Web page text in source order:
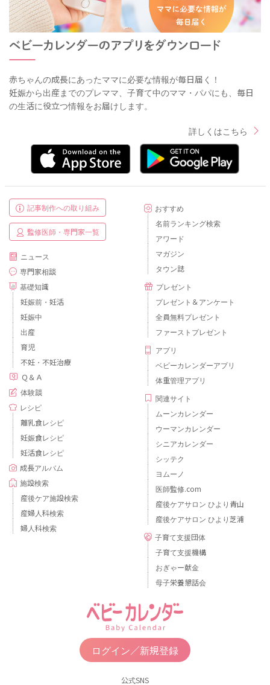
赤ちゃんの成長にあったママに必要な情報が毎日届く！
妊娠から出産までのプレママ、子育て中のママ・パパにも、毎日
の生活に役立つ情報をお届けします。
詳しくはこちら
記事制作への取り組み
監修医師・専門家一覧
ニュース
専門家相談
基礎知識
妊娠前・妊活
妊娠中
出産
育児
不妊・不妊治療
Ｑ＆Ａ
体験談
レシピ
離乳食レシピ
妊娠食レシピ
妊活食レシピ
成長アルバム
施設検索
産後ケア施設検索
産婦人科検索
婦人科検索
おすすめ
名前ランキング検索
アワード
マガジン
タウン誌
プレゼント
プレゼント＆アンケート
全員無料プレゼント
ファーストプレゼント
アプリ
ベビーカレンダーアプリ
体重管理アプリ
関連サイト
ムーンカレンダー
ウーマンカレンダー
シニアカレンダー
シッテク
ヨムーノ
医師監修.com
産後ケアサロン ひより青山
産後ケアサロン ひより芝浦
子育て支援団体
子育て支援機構
おぎゃー献金
母子栄養懇話会
ログイン／新規登録
公式SNS